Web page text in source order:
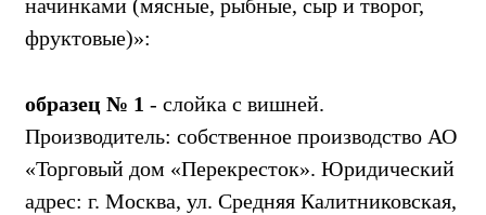
начинками (мясные, рыбные, сыр и творог,
фруктовые)»:
образец № 1 - слойка с вишней.
Производитель: собственное производство АО
«Торговый дом «Перекресток». Юридический
адрес: г. Москва, ул. Средняя Калитниковская,